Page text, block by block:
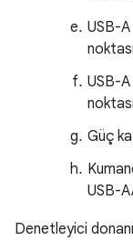
USB-
USB-
Güç
USB-
Denetleyici